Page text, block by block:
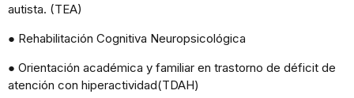
autista. (TEA)
● Rehabilitación Cognitiva Neuropsicológica
● Orientación académica y familiar en trastorno de déficit de
atención con hiperactividad(TDAH)